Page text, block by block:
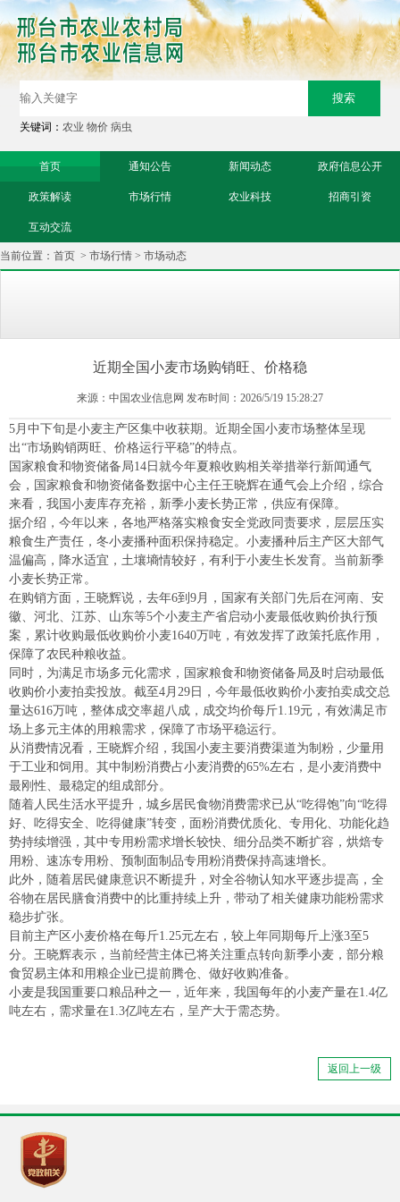
关键词：农业 物价 病虫
首页 通知公告 新闻动态 政府信息公开
政策解读 市场行情 农业科技 招商引资
互动交流
当前位置： 首页 > 市场行情 > 市场动态
近期全国小麦市场购销旺、价格稳
来源：中国农业信息网 发布时间：2026/5/19 15:28:27
5月中下旬是小麦主产区集中收获期。近期全国小麦市场整体呈现
出“市场购销两旺、价格运行平稳”的特点。
国家粮食和物资储备局14日就今年夏粮收购相关举措举行新闻通气
会，国家粮食和物资储备数据中心主任王晓辉在通气会上介绍，综合
来看，我国小麦库存充裕，新季小麦长势正常，供应有保障。
据介绍，今年以来，各地严格落实粮食安全党政同责要求，层层压实
粮食生产责任，冬小麦播种面积保持稳定。小麦播种后主产区大部气
温偏高，降水适宜，土壤墒情较好，有利于小麦生长发育。当前新季
小麦长势正常。
在购销方面，王晓辉说，去年6到9月，国家有关部门先后在河南、安
徽、河北、江苏、山东等5个小麦主产省启动小麦最低收购价执行预
案，累计收购最低收购价小麦1640万吨，有效发挥了政策托底作用，
保障了农民种粮收益。
同时，为满足市场多元化需求，国家粮食和物资储备局及时启动最低
收购价小麦拍卖投放。截至4月29日，今年最低收购价小麦拍卖成交总
量达616万吨，整体成交率超八成，成交均价每斤1.19元，有效满足市
场上多元主体的用粮需求，保障了市场平稳运行。
从消费情况看，王晓辉介绍，我国小麦主要消费渠道为制粉，少量用
于工业和饲用。其中制粉消费占小麦消费的65%左右，是小麦消费中
最刚性、最稳定的组成部分。
随着人民生活水平提升，城乡居民食物消费需求已从“吃得饱”向“吃得
好、吃得安全、吃得健康”转变，面粉消费优质化、专用化、功能化趋
势持续增强，其中专用粉需求增长较快、细分品类不断扩容，烘焙专
用粉、速冻专用粉、预制面制品专用粉消费保持高速增长。
此外，随着居民健康意识不断提升，对全谷物认知水平逐步提高，全
谷物在居民膳食消费中的比重持续上升，带动了相关健康功能粉需求
稳步扩张。
目前主产区小麦价格在每斤1.25元左右，较上年同期每斤上涨3至5
分。王晓辉表示，当前经营主体已将关注重点转向新季小麦，部分粮
食贸易主体和用粮企业已提前腾仓、做好收购准备。
小麦是我国重要口粮品种之一，近年来，我国每年的小麦产量在1.4亿
吨左右，需求量在1.3亿吨左右，呈产大于需态势。
返回上一级